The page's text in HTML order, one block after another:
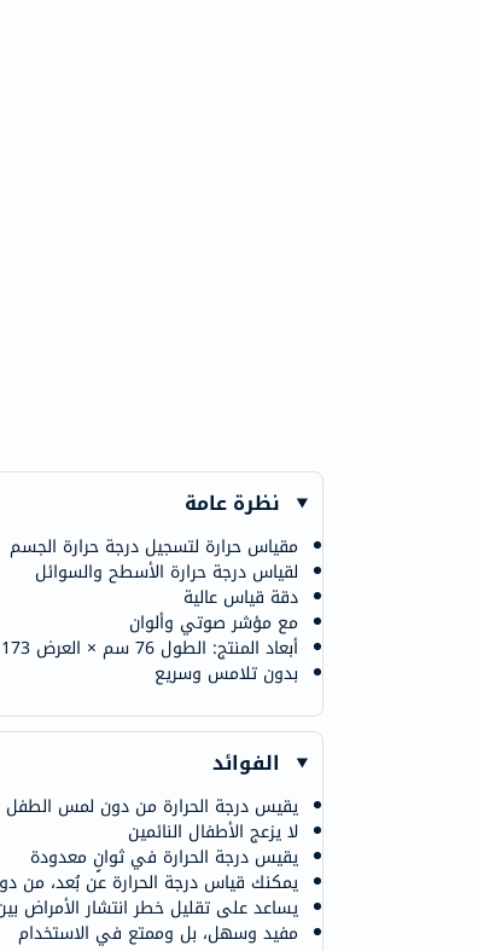
نظرة عامة
مقياس حرارة لتسجيل درجة حرارة الجسم
لقياس درجة حرارة الأسطح والسوائل
دقة قياس عالية
مع مؤشر صوتي وألوان
أبعاد المنتج: الطول 76 سم × العرض 173 سم × الارتفاع 64 سم
بدون تلامس وسريع
الفوائد
يقيس درجة الحرارة من دون لمس الطفل
لا يزعج الأطفال النائمين
يقيس درجة الحرارة في ثوانٍ معدودة
يمكنك قياس درجة الحرارة عن بُعد، من
يساعد على تقليل خطر انتشار الأمراض
مفيد وسهل، بل وممتع في الاستخدام